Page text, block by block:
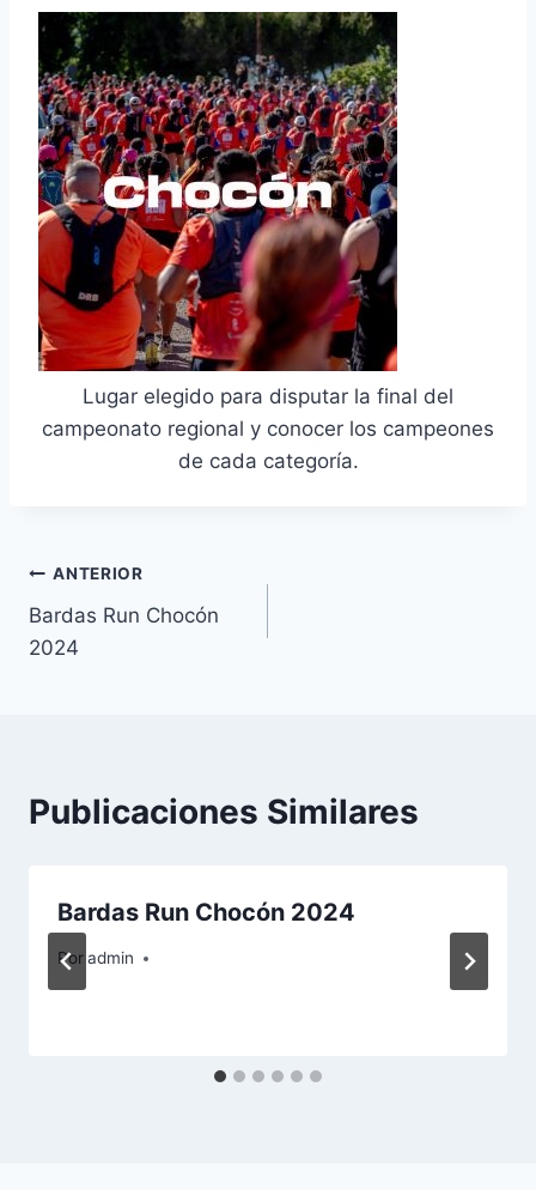
Lugar elegido para disputar la final del
campeonato regional y conocer los campeones
de cada categoría.
Navegación
de
ANTERIOR
Bardas Run Chocón
2024
Publicaciones Similares
Bardas Run Chocón 2024
Poradmin